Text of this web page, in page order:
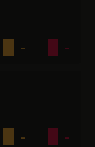
- -
- -